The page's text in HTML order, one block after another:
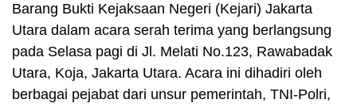
Barang Bukti Kejaksaan Negeri (Kejari) Jakarta
Utara dalam acara serah terima yang berlangsung
pada Selasa pagi di Jl. Melati No.123, Rawabadak
Utara, Koja, Jakarta Utara. Acara ini dihadiri oleh
berbagai pejabat dari unsur pemerintah, TNI-Polri,